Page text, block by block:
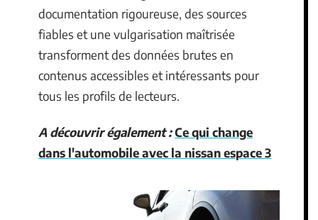
documentation rigoureuse, des sources
fiables et une vulgarisation maîtrisée
transforment des données brutes en
contenus accessibles et intéressants pour
tous les profils de lecteurs.
A découvrir également :Ce qui change
dans l'automobile avec la nissan espace 3